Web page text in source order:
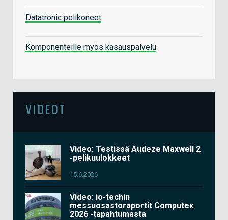
Datatronic pelikoneet
Komponenteille myös kasauspalvelu
VIDEOT
Video: Testissä Audeze Maxwell 2
-pelikuulokkeet
15.6.2026
Video: io-techin
messuosastoraportit Computex
2026 -tapahtumasta